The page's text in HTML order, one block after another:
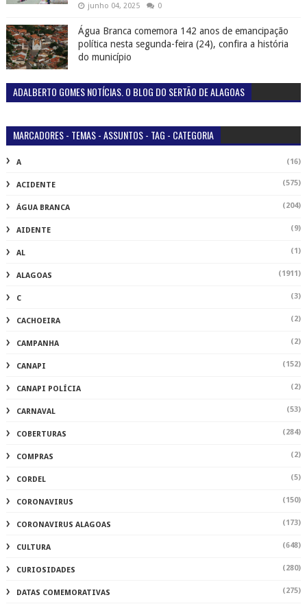
junho 04, 2025 0
Água Branca comemora 142 anos de emancipação
política nesta segunda-feira (24), confira a história
do município
ADALBERTO GOMES NOTÍCIAS. O BLOG DO SERTÃO DE ALAGOAS
MARCADORES - TEMAS - ASSUNTOS - TAG - CATEGORIA
A (16)
ACIDENTE (575)
ÁGUA BRANCA (204)
AIDENTE (9)
AL (1)
ALAGOAS (1911)
C (3)
CACHOEIRA (2)
CAMPANHA (2)
CANAPI (152)
CANAPI POLÍCIA (2)
CARNAVAL (53)
COBERTURAS (284)
COMPRAS (2)
CORDEL (5)
CORONAVIRUS (150)
CORONAVIRUS ALAGOAS (173)
CULTURA (648)
CURIOSIDADES (280)
DATAS COMEMORATIVAS (275)